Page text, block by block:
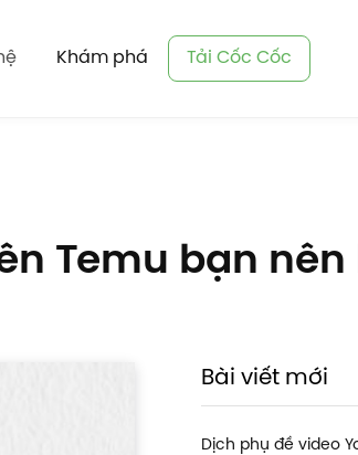
Khám phá Tải Cốc Cốc
Temu bạn nên
Bài viết mới
Dịch phụ đề video